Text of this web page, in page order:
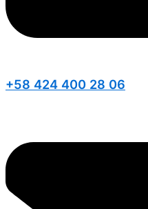
+58 424 400 28 06